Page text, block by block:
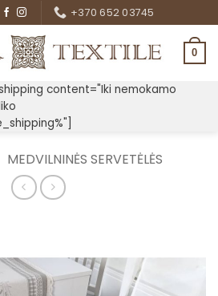
+370 652 03745
0
content="Iki nemokamo
MEDVILNINĖS SERVETĖLĖS